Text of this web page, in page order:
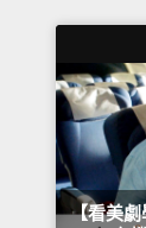
【看美